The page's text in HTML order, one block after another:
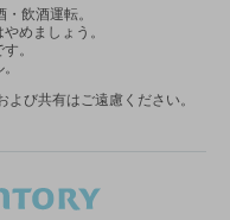
飲酒運転。
めましょう。
。
び共有はご遠慮ください。